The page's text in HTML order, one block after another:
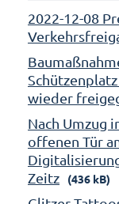
2022-12-08
wieder
Nach Umzug
offenen Tür
Zeitz
(436 kB)